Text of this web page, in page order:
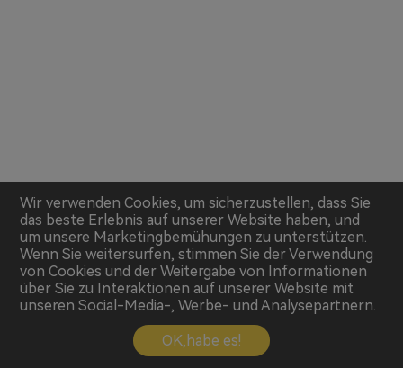
Wir verwenden Cookies, um sicherzustellen, dass Sie
das beste Erlebnis auf unserer Website haben, und
um unsere Marketingbemühungen zu unterstützen.
Wenn Sie weitersurfen, stimmen Sie der Verwendung
von Cookies und der Weitergabe von Informationen
über Sie zu Interaktionen auf unserer Website mit
unseren Social-Media-, Werbe- und Analysepartnern.
OK,habe es!